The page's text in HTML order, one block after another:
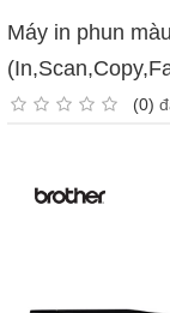
Máy in phun
(0)